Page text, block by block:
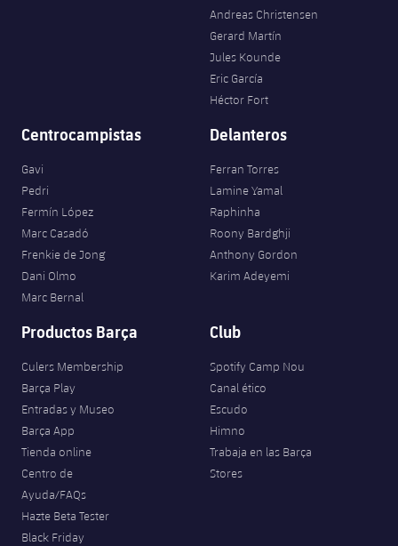
Andreas Christensen
Gerard Martín
Jules Kounde
Eric García
Héctor Fort
Centrocampistas
Gavi
Pedri
Fermín López
Marc Casadó
Frenkie de Jong
Dani Olmo
Marc Bernal
Delanteros
Ferran Torres
Lamine Yamal
Raphinha
Roony Bardghji
Anthony Gordon
Karim Adeyemi
Productos Barça
Culers Membership
Barça Play
Entradas y Museo
Barça App
Tienda online
Centro de
Ayuda/FAQs
Hazte Beta Tester
Black Friday
Club
Spotify Camp Nou
Canal ético
Escudo
Himno
Trabaja en las Barça
Stores